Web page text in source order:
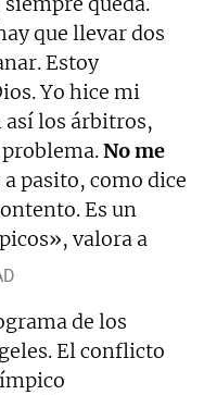
que llevar dos
Estoy
Yo hice mi
los árbitros,
No me
pasito, como dice
Es un
valora a
de los
El conflicto